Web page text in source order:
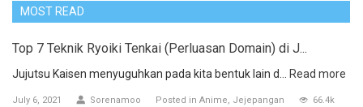
MOST READ
Top 7 Teknik Ryoiki Tenkai (Perluasan Domain) di J...
Jujutsu Kaisen menyuguhkan pada kita bentuk lain d... Read more
July 6, 2021 Sorenamoo Posted in Anime Jejepangan 66.4k